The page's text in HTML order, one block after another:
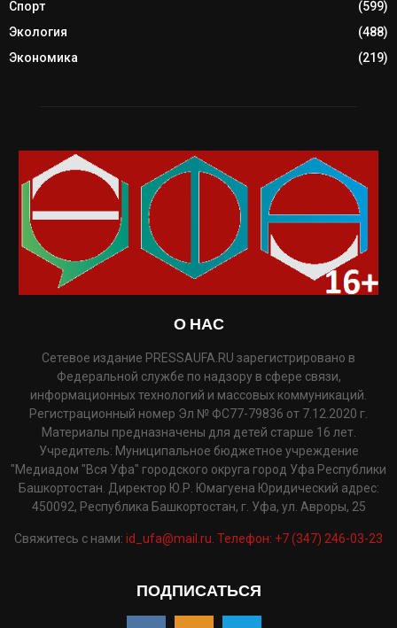
Спорт
(599)
Экология
(488)
Экономика
(219)
О НАС
Сетевое издание PRESSAUFA.RU зарегистрировано в
Федеральной службе по надзору в сфере связи,
информационных технологий и массовых коммуникаций.
Регистрационный номер Эл № ФС77-79836 от 7.12.2020 г.
Материалы предназначены для детей старше 16 лет.
Учредитель: Муниципальное бюджетное учреждение
"Медиадом "Вся Уфа" городского округа город Уфа Республики
Башкортостан. Директор Ю.Р. Юмагуена Юридический адрес:
450092, Республика Башкортостан, г. Уфа, ул. Авроры, 25
Свяжитесь с нами: id_ufa@mail.ru. Телефон: +7 (347) 246-03-23
ПОДПИСАТЬСЯ